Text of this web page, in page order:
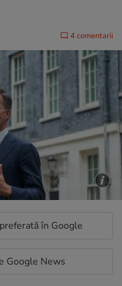
4 comentarii
în Google
Google News